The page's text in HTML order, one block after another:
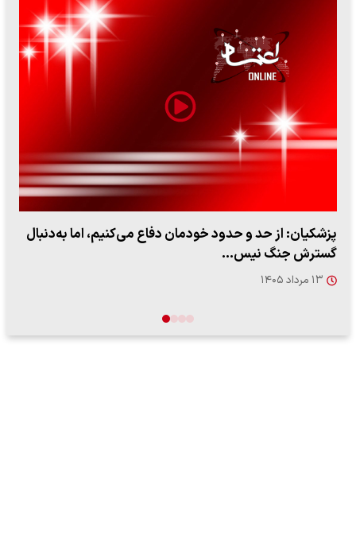
ببینید| سخنگوی سپاه: بازگشایی تنگه هرمز منوط به پذیرش
شروط ایران از…
۱۷ مرداد ۱۴۰۵